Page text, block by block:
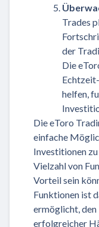
Trades
der
Die
helfen,
Die eToro
einfache
Investitionen
Vielzahl von
Vorteil sein
Funktionen ist
ermöglicht,
erfolgreicher